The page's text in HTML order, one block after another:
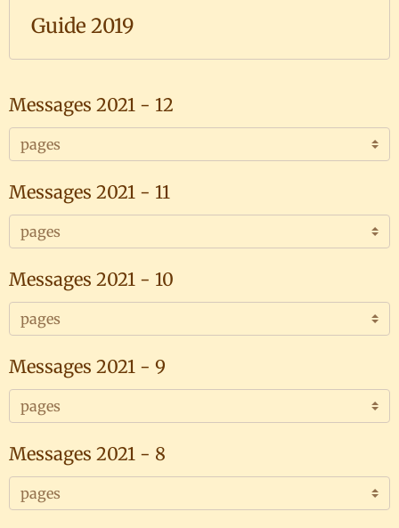
Guide 2019
Messages 2021 - 12
Messages 2021 - 11
Messages 2021 - 10
Messages 2021 - 9
Messages 2021 - 8